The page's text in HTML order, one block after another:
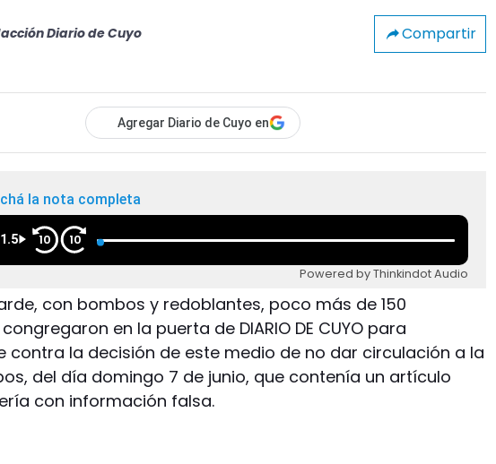
Diario de Cuyo Compartir
Agregar Diario de Cuyo en
la nota completa
1.5 10 10
Powered by Thinkindot Audio
con bombos y redoblantes, poco más de 150
en la puerta de DIARIO DE CUYO para
contra la decisión de este medio de no dar circulación a la
del día domingo 7 de junio, que contenía un artículo
con información falsa.